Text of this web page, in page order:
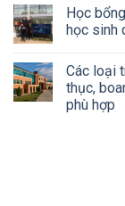
Học
học sinh
Các loại
thục,
phù hợp